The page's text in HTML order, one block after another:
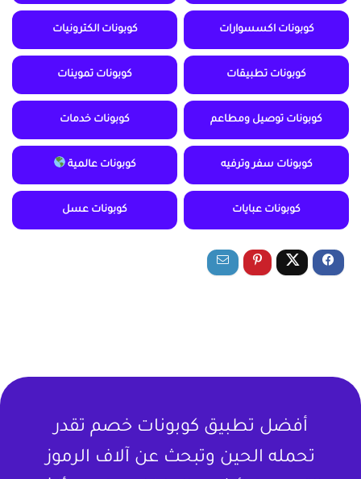
كوبونات اكسسوارات كوبونات الكترونيات
كوبونات تطبيقات كوبونات تموينات
كوبونات توصيل ومطاعم كوبونات خدمات
كوبونات سفر وترفيه كوبونات عالمية
كوبونات عبايات كوبونات عسل
أفضل تطبيق كوبونات خصم تقدر
تحمله الحين وتبحث عن آلاف الرموز